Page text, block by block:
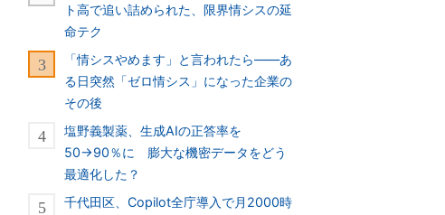
ト高で追い詰められた、限界情シスの延
命テク
「情シスやめます」と言われたら――あ
る日突然「ゼロ情シス」になった企業の
その後
塩野義製薬、生成AIの正答率を
50→90％に 膨大な機密データをどう
最適化した？
千代田区、Copilot全庁導入で月2000時